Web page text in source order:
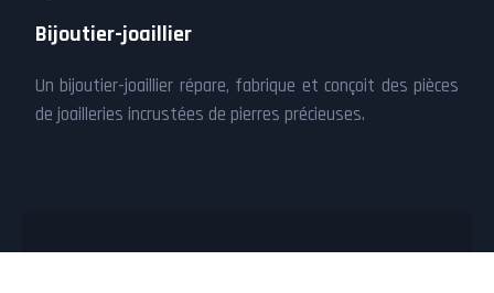
Bijoutier-joaillier
Un bijoutier-joaillier répare, fabrique et conçoit des pièces
de joailleries incrustées de pierres précieuses.
Idées de bijoux que vous voudrez porter